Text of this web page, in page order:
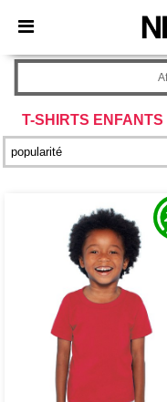
× Appli Needen
Meilleurs prix sur
T-SHIRTS ENFANTS